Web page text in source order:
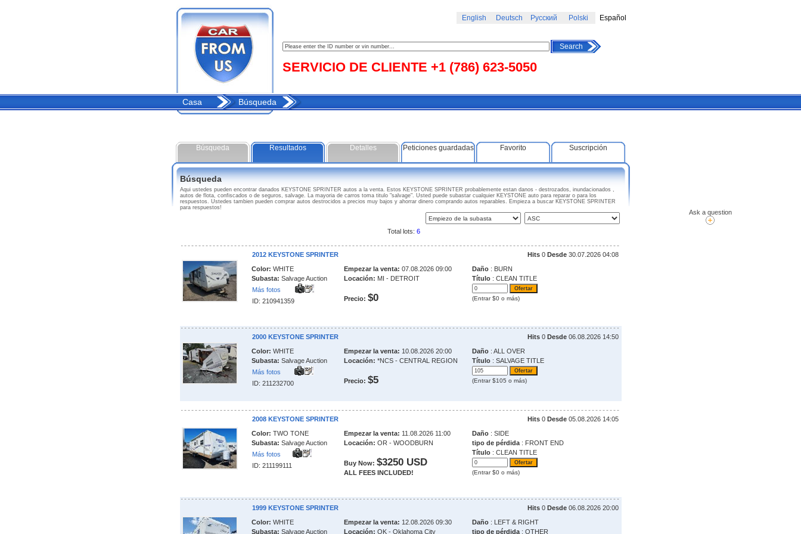
Ask a question
English Deutsch Русский Polski Español
SERVICIO DE CLIENTE +1 (786) 623-5050
Search
Casa Búsqueda
Búsqueda Resultados Detalles Peticiones guardadas Favorito Suscripción
Búsqueda
Aqui ustedes pueden encontrar danados KEYSTONE SPRINTER autos a la venta. Estos KEYSTONE SPRINTER probablemente estan danos - destrozados, inundacionados ,
autos de flota, confiscados o de seguros, salvage. La mayoria de carros toma titulo "salvage". Usted puede subastar cualquier KEYSTONE auto para reparar o para los
respuestos. Ustedes tambien pueden comprar autos destrocidos a precios muy bajos y ahorrar dinero comprando autos reparables. Empieza a buscar KEYSTONE SPRINTER
para respuestos!
Total lots: 6
2012 KEYSTONE SPRINTER Hits 0 Desde 30.07.2026 04:08
Color: WHITE
Subasta: Salvage Auction
Más fotos
ID: 210941359
Empezar la venta: 07.08.2026 09:00
Locación: MI - DETROIT
Precio: $0
Daño : BURN
Título : CLEAN TITLE
(Entrar $0 o más)
2000 KEYSTONE SPRINTER Hits 0 Desde 06.08.2026 14:50
Color: WHITE
Subasta: Salvage Auction
Más fotos
ID: 211232700
Empezar la venta: 10.08.2026 20:00
Locación: *NCS - CENTRAL REGION
Precio: $5
Daño : ALL OVER
Título : SALVAGE TITLE
(Entrar $105 o más)
2008 KEYSTONE SPRINTER Hits 0 Desde 05.08.2026 14:05
Color: TWO TONE
Subasta: Salvage Auction
Más fotos
ID: 211199111
Empezar la venta: 11.08.2026 11:00
Locación: OR - WOODBURN
Buy Now: $3250 USD
ALL FEES INCLUDED!
Daño : SIDE
tipo de pérdida : FRONT END
Título : CLEAN TITLE
(Entrar $0 o más)
1999 KEYSTONE SPRINTER Hits 0 Desde 06.08.2026 20:00
Color: WHITE
Subasta: Salvage Auction
Empezar la venta: 12.08.2026 09:30
Locación: OK - Oklahoma City
Daño : LEFT & RIGHT
tipo de pérdida : OTHER